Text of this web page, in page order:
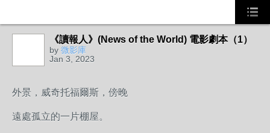
《讀報人》(News of the World) 電影劇本（1）
by 微影庫
Jan 3, 2023
外景，威奇托福爾斯，傍晚
遠處孤立的一片棚屋。